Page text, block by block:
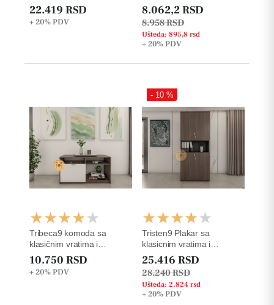
22.419 RSD
+ 20%PDV
8.062,2 RSD
8.958 RSD
Ušteda: 895,8 rsd
+ 20%PDV
Tribeca9 komoda sa
klasičnim vratima i
otvorenim policama
10.750 RSD
+ 20%PDV
Tristen9 Plakar sa
klasicnim vratima i
otvorenom policom za
registratore
- 10 %
25.416 RSD
28.240 RSD
Ušteda: 2.824 rsd
+ 20%PDV